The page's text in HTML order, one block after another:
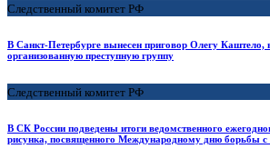
Следственный комитет РФ
В Санкт-Петербурге вынесен приговор Олегу Каштело,
организованную преступную группу
Следственный комитет РФ
В СК России подведены итоги ведомственного
рисунка, посвященного Международному дню борьбы с